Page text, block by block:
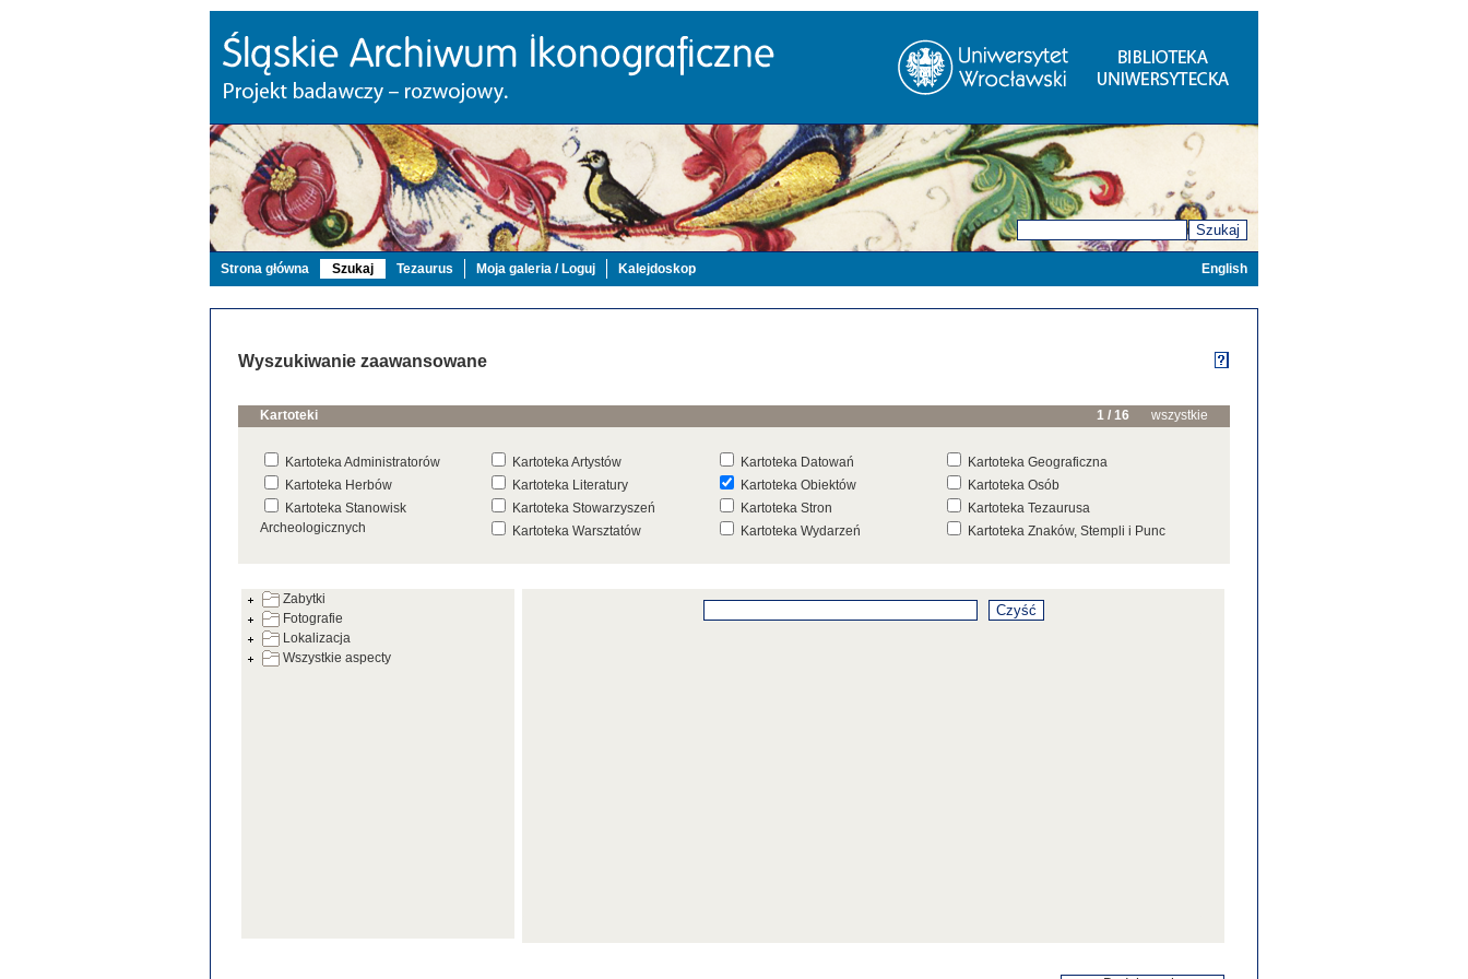
Szukaj
Strona główna Szukaj Tezaurus Moja galeria / Loguj Kalejdoskop English
Wyszukiwanie zaawansowane
Kartoteki 1 / 16 wszystkie
Kartoteka Administratorów Kartoteka Artystów Kartoteka Datowań
Kartoteka Geograficzna
Kartoteka Herbów
Kartoteka Literatury Kartoteka Obiektów
Kartoteka Osób
Kartoteka Stanowisk
Archeologicznych
Kartoteka Stowarzyszeń Kartoteka Stron
Kartoteka Tezaurusa
Kartoteka Warsztatów
Kartoteka Wydarzeń
Kartoteka Znaków, Stempli i Punc
Zabytki
Fotografie
Lokalizacja
Wszystkie aspecty